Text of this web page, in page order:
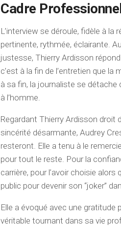
Cadre
L’interview se déroule, fidèle à
pertinente, rythmée, éclairante.
justesse, Thierry Ardisson
c’est à la fin de l’entretien que la
à sa fin, la journaliste se détache
à l’homme.
Regardant Thierry Ardisson droit
sincérité désarmante, Audrey
resteront. Elle a tenu à le
pour tout le reste. Pour la
carrière, pour l’avoir choisie
public pour devenir son “joker”
Elle a évoqué avec une gratitude
véritable tournant dans sa vie